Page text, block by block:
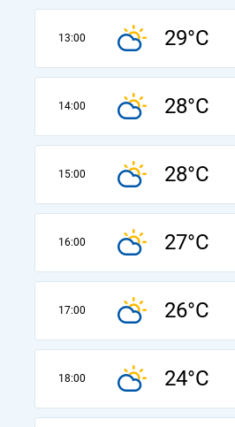
13:00 29°C
14:00 28°C
15:00 28°C
16:00 27°C
17:00 26°C
18:00 24°C